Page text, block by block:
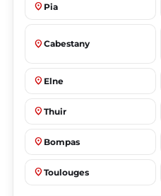
place Pia
place Cabestany
place Elne
place Thuir
place Bompas
place Toulouges